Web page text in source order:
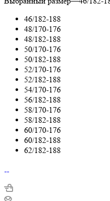
46/182-188
48/170-176
48/182-188
50/170-176
50/182-188
52/170-176
52/182-188
54/170-176
56/182-188
58/170-176
58/182-188
60/170-176
60/182-188
62/182-188